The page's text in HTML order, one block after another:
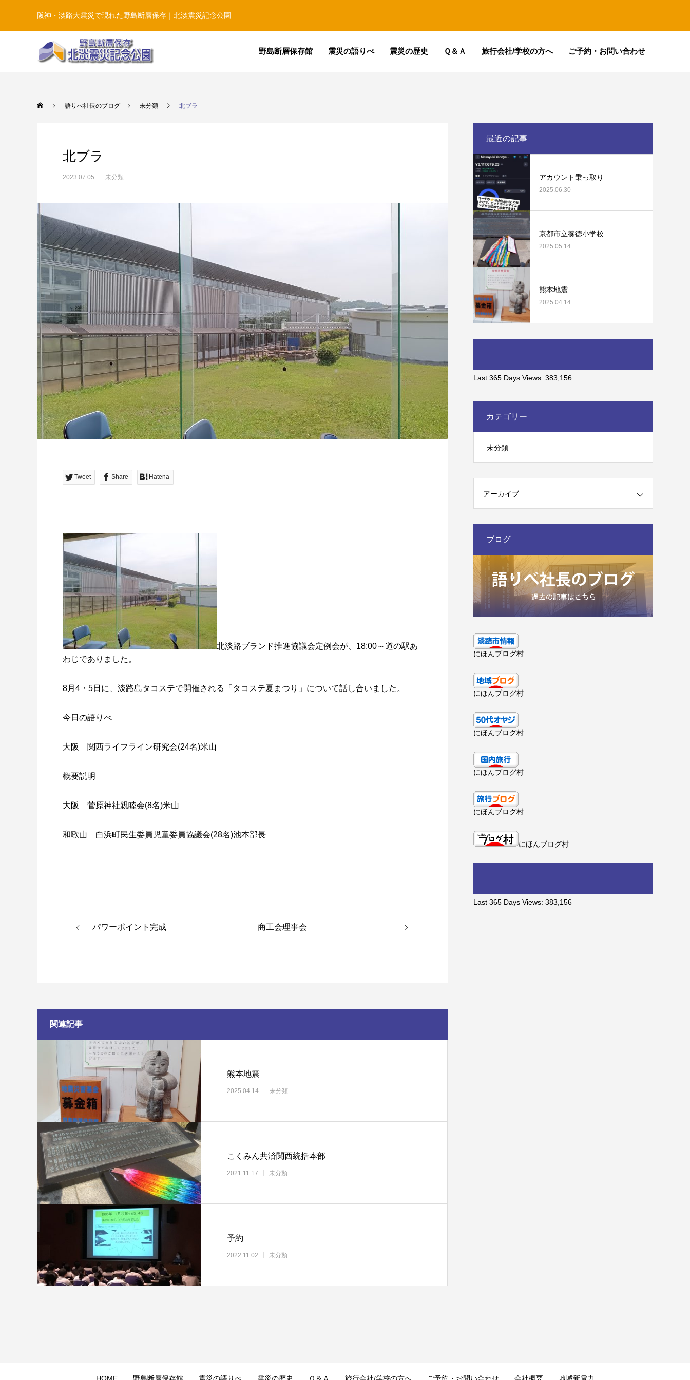
阪神・淡路大震災で現れた野島断層保存｜北淡震災記念公園
野島断層保存館 震災の語りべ 震災の歴史 Ｑ＆Ａ 旅行会社/学校の方へ ご予約・お問い合わせ
語りべ社長のブログ 未分類 北ブラ
北ブラ
2023.07.05 未分類
Tweet Share Hatena
北淡路ブランド推進協議会定例会が、18:00～道の駅あ
わじでありました。
8月4・5日に、淡路島タコステで開催される「タコステ夏まつり」について話し合いました。
今日の語りべ
大阪 関西ライフライン研究会(24名)米山
概要説明
大阪 菅原神社親睦会(8名)米山
和歌山 白浜町民生委員児童委員協議会(28名)池本部長
パワーポイント完成 商工会理事会
関連記事
熊本地震
2025.04.14 未分類
こくみん共済関西統括本部
2021.11.17 未分類
予約
2022.11.02 未分類
最近の記事
アカウント乗っ取り
2025.06.30
京都市立養徳小学校
2025.05.14
熊本地震
2025.04.14
Last 365 Days Views: 383,156
カテゴリー
未分類
アーカイブ
ブログ
にほんブログ村
にほんブログ村
にほんブログ村
にほんブログ村
にほんブログ村
にほんブログ村
Last 365 Days Views: 383,156